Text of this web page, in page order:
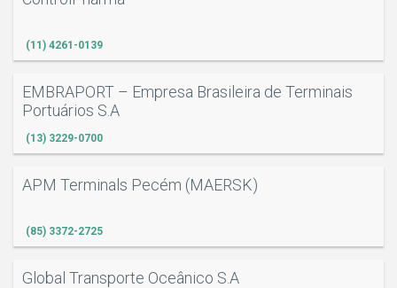
(11) 4261-0139
EMBRAPORT – Empresa Brasileira de Terminais
Portuários S.A
(13) 3229-0700
APM Terminals Pecém (MAERSK)
(85) 3372-2725
Global Transporte Oceânico S.A